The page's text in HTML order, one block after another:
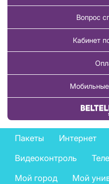
Вопрос
Кабинет
Business
services
menu
Пакеты Интернет
Видеоконтроль
Мой город
Мой